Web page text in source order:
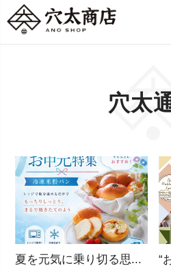
穴太
夏を元気に乗り切る思... “